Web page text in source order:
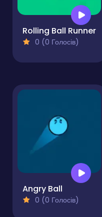
Rolling Ball Runner
0 (0 Голосів)
Angry Ball
0 (0 Голосів)